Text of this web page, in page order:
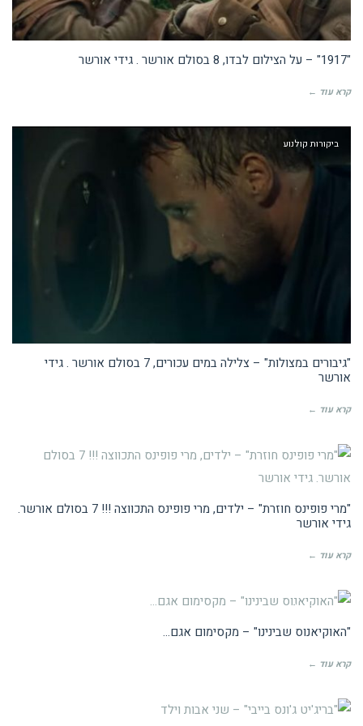
"1917" – על הצילום לבדו, 8 בסולם אורשר . גידי אורשר
קרא עוד ←
ביקורות קולנוע
"גיבורים במצולות" – צלילה במים עכורים, 7 בסולם אורשר . גידי
אורשר
קרא עוד ←
ביקורות קולנוע
"מרי פופינס חוזרת" – ילדים, מרי פופינס התכווצה !!! 7 בסולם אורשר.
גידי אורשר
קרא עוד ←
ביקורות קולנוע
"האוקיאנוס שבינינו" – מקסימום אגם…
קרא עוד ←
מדברים על זה